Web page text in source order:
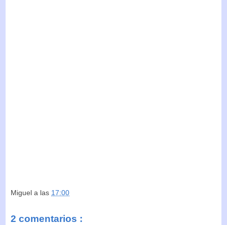
Miguel a las 17:00
2 comentarios :